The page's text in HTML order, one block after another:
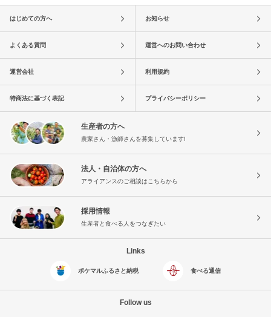
はじめての方へ お知らせ
よくある質問 運営へのお問い合わせ
運営会社 利用規約
特商法に基づく表記 プライバシーポリシー
生産者の方へ
農家さん・漁師さんを募集しています!
法人・自治体の方へ
アライアンスのご相談はこちらから
採用情報
生産者と食べる人をつなぎたい
Links
ポケマルふるさと納税 食べる通信
Follow us